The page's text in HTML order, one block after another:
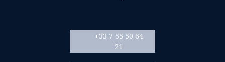
+33 7 55 50 64
21